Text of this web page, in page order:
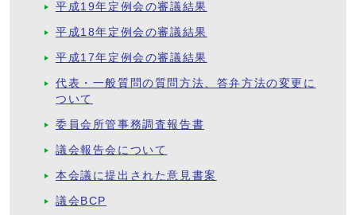
平成19年定例会の審議結果
平成18年定例会の審議結果
平成17年定例会の審議結果
代表・一般質問の質問方法、答弁方法の変更に
ついて
委員会所管事務調査報告書
議会報告会について
本会議に提出された意見書案
議会BCP